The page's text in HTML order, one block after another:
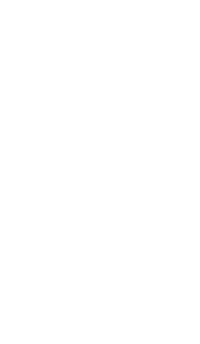
StartUp Media Karlbergs Strand 15,
00 59 94 www.startup-media.se